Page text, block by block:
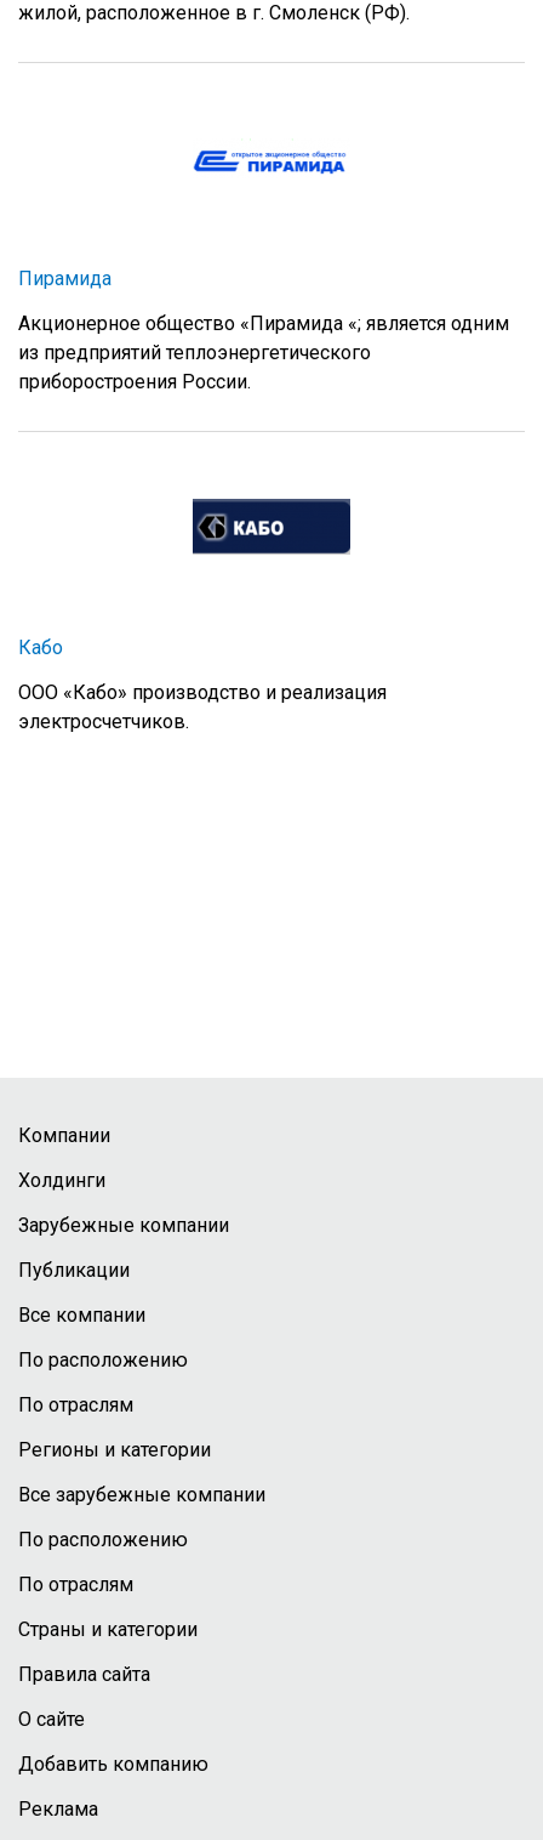
жилой, расположенное в г. Смоленск (РФ).
Пирамида
Акционерное общество «Пирамида «; является одним
из предприятий теплоэнергетического
приборостроения России.
Кабо
ООО «Кабо» производство и реализация
электросчетчиков.
Компании
Холдинги
Зарубежные компании
Публикации
Все компании
По расположению
По отраслям
Регионы и категории
Все зарубежные компании
По расположению
По отраслям
Страны и категории
Правила сайта
О сайте
Добавить компанию
Реклама